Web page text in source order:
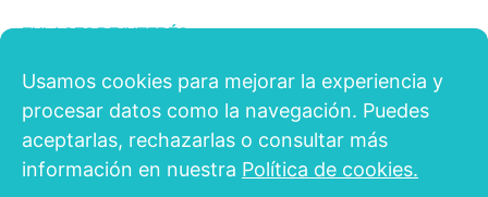
Usamos cookies para mejorar la experiencia y
procesar datos como la navegación. Puedes
aceptarlas, rechazarlas o consultar más
información en nuestra Política de cookies.
Servicios
Vida en la Residencia
Instalaciones